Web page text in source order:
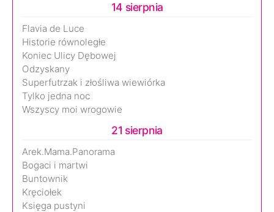
14 sierpnia
Flavia de Luce
Historie równoległe
Koniec Ulicy Dębowej
Odzyskany
Superfutrzak i złośliwa wiewiórka
Tylko jedna noc
Wszyscy moi wrogowie
21 sierpnia
Arek.Mama.Panorama
Bogaci i martwi
Buntownik
Kręciołek
Księga pustyni